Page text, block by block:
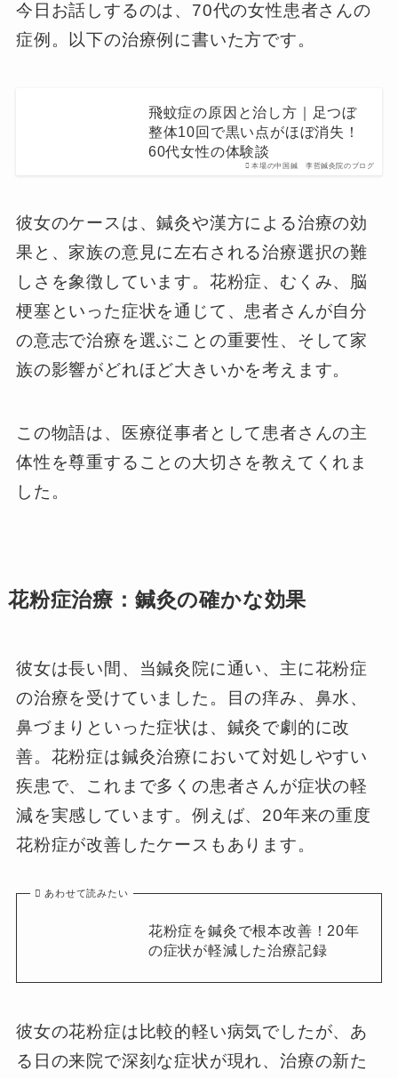
今日お話しするのは、70代の女性患者さんの
症例。以下の治療例に書いた方です。
本場の中国鍼 李哲鍼灸院のブログ
飛蚊症の原因と治し方｜足つぼ
整体10回で黒い点がほぼ消失！
60代女性の体験談
彼女のケースは、鍼灸や漢方による治療の効
果と、家族の意見に左右される治療選択の難
しさを象徴しています。花粉症、むくみ、脳
梗塞といった症状を通じて、患者さんが自分
の意志で治療を選ぶことの重要性、そして家
族の影響がどれほど大きいかを考えます。
この物語は、医療従事者として患者さんの主
体性を尊重することの大切さを教えてくれま
した。
花粉症治療：鍼灸の確かな効果
彼女は長い間、当鍼灸院に通い、主に花粉症
の治療を受けていました。目の痒み、鼻水、
鼻づまりといった症状は、鍼灸で劇的に改
善。花粉症は鍼灸治療において対処しやすい
疾患で、これまで多くの患者さんが症状の軽
減を実感しています。例えば、20年来の重度
花粉症が改善したケースもあります。
あわせて読みたい
花粉症を鍼灸で根本改善！20年
の症状が軽減した治療記録
彼女の花粉症は比較的軽い病気でしたが、あ
る日の来院で深刻な症状が現れ、治療の新た